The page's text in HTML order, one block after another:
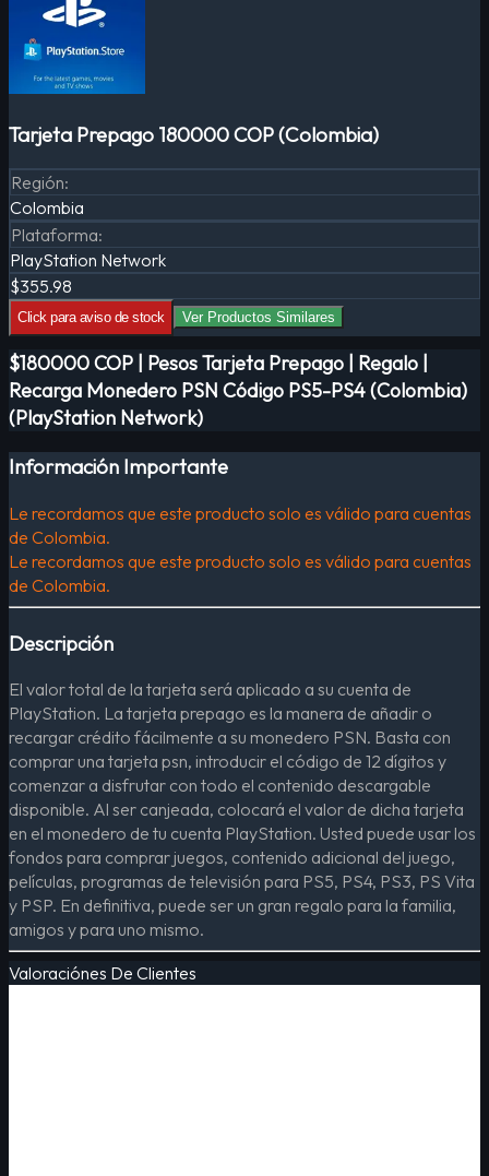
Tarjeta Prepago 180000 COP (Colombia)
Región:
Colombia
Plataforma:
PlayStation Network
$355.98
Click para aviso de stock Ver Productos Similares
$180000 COP | Pesos Tarjeta Prepago | Regalo |
Recarga Monedero PSN Código PS5-PS4 (Colombia)
(PlayStation Network)
Información Importante
Le recordamos que este producto solo es válido para cuentas
de Colombia.
Le recordamos que este producto solo es válido para cuentas
de Colombia.
Descripción
El valor total de la tarjeta será aplicado a su cuenta de
PlayStation. La tarjeta prepago es la manera de añadir o
recargar crédito fácilmente a su monedero PSN. Basta con
comprar una tarjeta psn, introducir el código de 12 dígitos y
comenzar a disfrutar con todo el contenido descargable
disponible. Al ser canjeada, colocará el valor de dicha tarjeta
en el monedero de tu cuenta PlayStation. Usted puede usar los
fondos para comprar juegos, contenido adicional del juego,
películas, programas de televisión para PS5, PS4, PS3, PS Vita
y PSP. En definitiva, puede ser un gran regalo para la familia,
amigos y para uno mismo.
Valoraciónes De Clientes